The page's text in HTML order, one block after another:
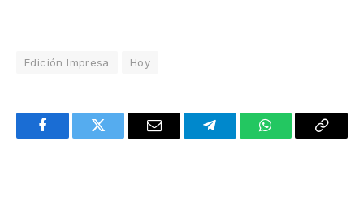
Edición Impresa Hoy
FacebookTwitter Email TelegramWhatsAppCopy